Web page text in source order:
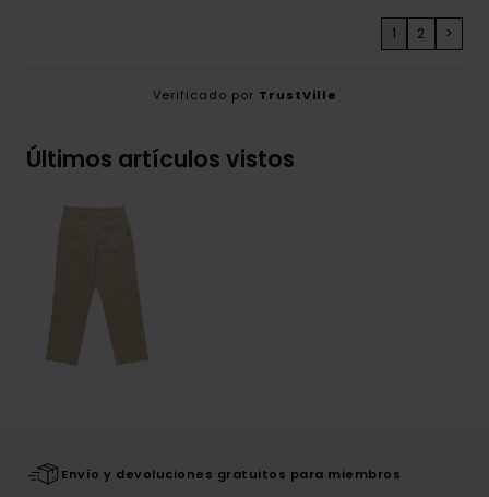
1 2 >
Verificado por TrustVille
Últimos artículos vistos
Envío y devoluciones gratuitos para miembros